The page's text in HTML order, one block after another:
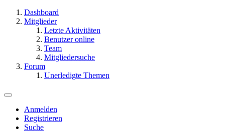
Dashboard
Mitglieder
Letzte Aktivitäten
Benutzer online
Team
Mitgliedersuche
Forum
Unerledigte Themen
Anmelden
Registrieren
Suche